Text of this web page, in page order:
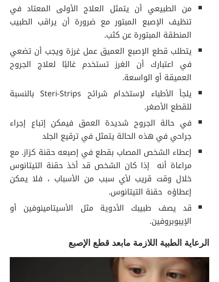
من الطبيعي أن يتمثل العلاج الأولى المعتاد في
تنظيف الإصبع المبتور مع ضرورة أن يراقب الطبيب
المنطقة المبتورة عن كثب.
يتطلب قطع الإصبع العميق عمل غرزة ويجب أن تضعي
في اعتبارك أن الغرز تستخدم غالبًا لعلاج الجروح
العميقة أو الواسعة.
يلجأ الأطباء لإستخدام شرائح Steri-Strips بالنسبة
للقطع الأصغر.
في حالة الجروح شديدة العمق فيمكن إتباع إجراء
جراحي في هذه الحالة يتمثل في ترقيع الجلد
إعطاء الشخص المصاب بقطع في إصبعه حقنة كزاز. مع
مراعاة أنه إذا كان الشخص قد أخذ حقنة التيتانوس
خلال وقت قريب لأي سبب من الأسباب ، فلا يمكن
إعطاؤه حقنة التيتانوس.
قد يصف طبيبك الأدوية مثل الأسيتامينوفين أو
الإيبوبروفين.
الرعاية الطبية اللازمة مابعد قطع الإصبع